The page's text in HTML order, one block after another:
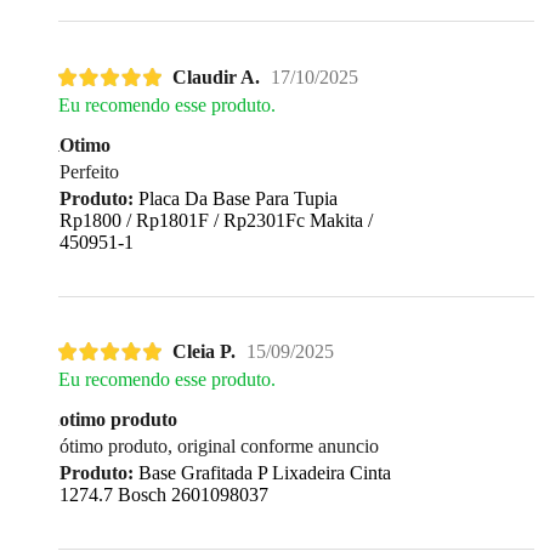
Claudir A. 17/10/2025
Eu recomendo esse produto.
Otimo
Perfeito
Produto: Placa Da Base Para Tupia
Rp1800 / Rp1801F / Rp2301Fc Makita /
450951-1
Cleia P. 15/09/2025
Eu recomendo esse produto.
otimo produto
ótimo produto, original conforme anuncio
Produto: Base Grafitada P Lixadeira Cinta
1274.7 Bosch 2601098037